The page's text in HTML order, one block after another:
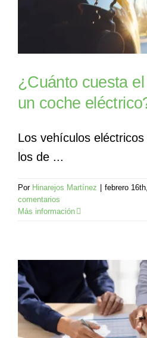
¿Cuánto cuesta
un coche
Los vehículos
los de ...
Por Hinarejos Martínez febrero
comentarios
Más información